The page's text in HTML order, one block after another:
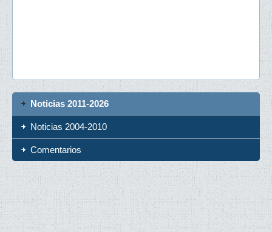
Noticias 2011-2026
Noticias 2004-2010
Comentarios